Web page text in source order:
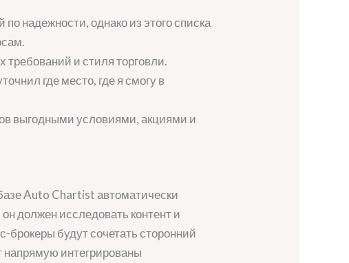
надежности, однако из этого списка
и стиля торговли.
где место, где я смогу в
выгодными условиями, акциями и
Auto Chartist автоматически
должен исследовать контент и
будут сочетать сторонний
интегрированы